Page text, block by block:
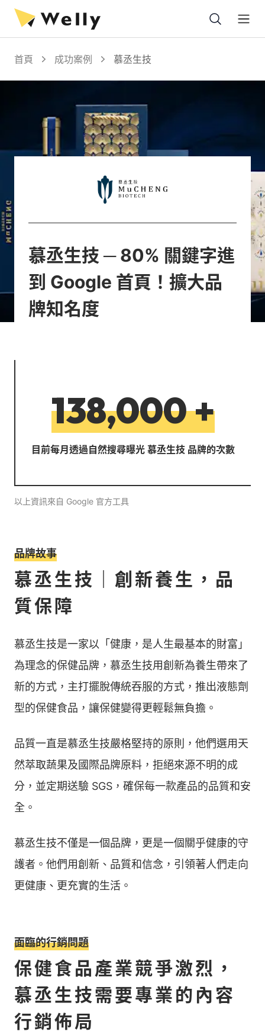
首頁 成功案例 慕丞生技
慕丞生技─80% 關鍵字進
到 Google 首頁！擴大品
牌知名度
138,000+
目前每月透過自然搜尋曝光 慕丞生技 品牌的次數
以上資訊來自 Google 官方工具
品牌故事
慕丞生技｜創新養生，品
質保障
慕丞生技是一家以「健康，是人生最基本的財富」
為理念的保健品牌，慕丞生技用創新為養生帶來了
新的方式，主打擺脫傳統吞服的方式，推出液態劑
型的保健食品，讓保健變得更輕鬆無負擔。
品質一直是慕丞生技嚴格堅持的原則，他們選用天
然萃取蔬果及國際品牌原料，拒絕來源不明的成
分，並定期送驗 SGS，確保每一款產品的品質和安
全。
慕丞生技不僅是一個品牌，更是一個關乎健康的守
護者。他們用創新、品質和信念，引領著人們走向
更健康、更充實的生活。
面臨的行銷問題
保健食品產業競爭激烈，
慕丞生技需要專業的內容
行銷佈局